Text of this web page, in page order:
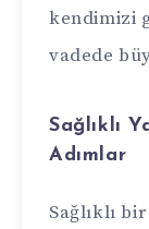
kendimizi
vadede
Sağlıklı
Adımlar
Sağlıklı